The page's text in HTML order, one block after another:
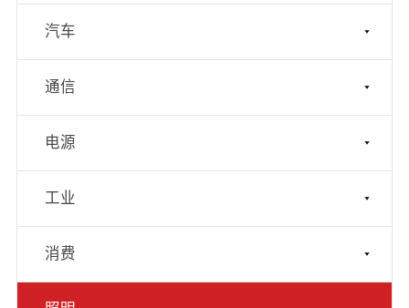
汽车
通信
电源
工业
消费